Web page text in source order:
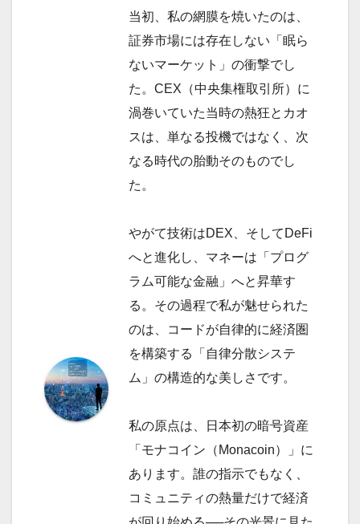
当初、私の網膜を焼いたのは、
証券市場には存在しない「眠ら
ないマーケット」の衝撃でし
た。CEX（中央集権取引所）に
渦巻いていた当時の熱狂とカオ
スは、単なる投機ではなく、次
なる時代の胎動そのものでし
た。
やがて技術はDEX、そしてDeFi
へと進化し、マネーは「プログ
ラム可能な金融」へと昇華す
る。その過程で私が魅せられた
のは、コードが自律的に経済圏
を構築する「自律分散システ
ム」の構造的な美しさです。
私の原点は、日本初の暗号資産
「モナコイン（Monacoin）」に
あります。誰の指示でもなく、
コミュニティの熱量だけで経済